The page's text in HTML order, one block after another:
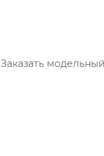
Заказать